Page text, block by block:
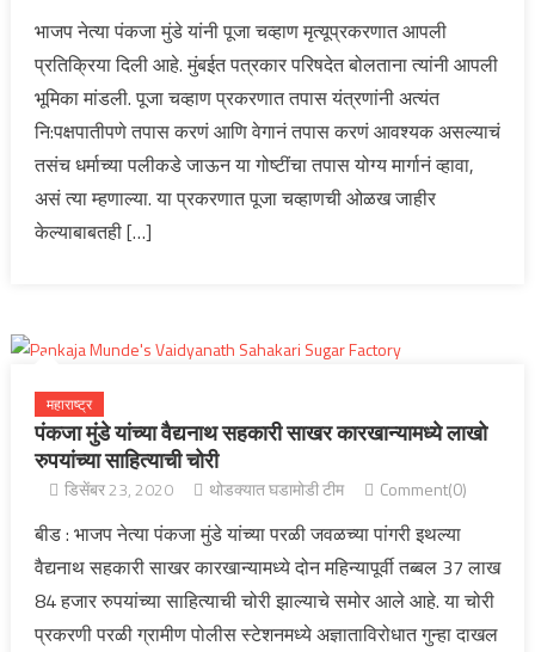
भाजप नेत्या पंकजा मुंडे यांनी पूजा चव्हाण मृत्यूप्रकरणात आपली
प्रतिक्रिया दिली आहे. मुंबईत पत्रकार परिषदेत बोलताना त्यांनी आपली
भूमिका मांडली. पूजा चव्हाण प्रकरणात तपास यंत्रणांनी अत्यंत
नि:पक्षपातीपणे तपास करणं आणि वेगानं तपास करणं आवश्यक असल्याचं
तसंच धर्माच्या पलीकडे जाऊन या गोष्टींचा तपास योग्य मार्गानं व्हावा,
असं त्या म्हणाल्या. या प्रकरणात पूजा चव्हाणची ओळख जाहीर
केल्याबाबतही […]
महाराष्ट्र
पंकजा मुंडे यांच्या वैद्यनाथ सहकारी साखर कारखान्यामध्ये लाखो
रुपयांच्या साहित्याची चोरी
डिसेंबर 23, 2020 थोडक्यात घडामोडी टीम Comment(0)
बीड : भाजप नेत्या पंकजा मुंडे यांच्या परळी जवळच्या पांगरी इथल्या
वैद्यनाथ सहकारी साखर कारखान्यामध्ये दोन महिन्यापूर्वी तब्बल 37 लाख
84 हजार रुपयांच्या साहित्याची चोरी झाल्याचे समोर आले आहे. या चोरी
प्रकरणी परळी ग्रामीण पोलीस स्टेशनमध्ये अज्ञाताविरोधात गुन्हा दाखल